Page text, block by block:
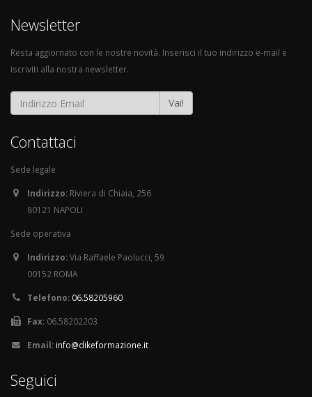
Newsletter
Resta aggiornato con le nostre novità. Inserisci il tuo indirizzo e-mail e
iscriviti alla nostra newsletter.
Vai!
Contattaci
Sede legale
Indirizzo: Riviera di Chiaia, 256
80121 NAPOLI
Sede operativa
Indirizzo:Via Raffaele Paolucci, 59
00152 ROMA
Telefono: 06.58205960
Fax: 06.58202203
Email: info@dikeformazione.it
Seguici